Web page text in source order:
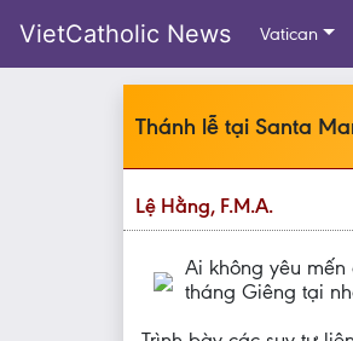
VietCatholic News Vatican
Thánh lễ tại Santa
Lệ Hằng, F.M.A.
Ai không yêu
tháng Giêng tại